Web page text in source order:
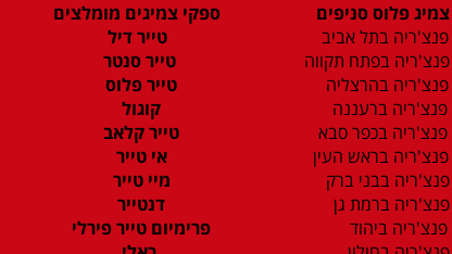
צמיג פלוס סניפים
פנצ'ריה בתל אביב
פנצ'ריה בפתח תקווה
פנצ'ריה בהרצליה
פנצ'ריה ברעננה
פנצ'ריה בכפר סבא
פנצ'ריה בראש העין
פנצ'ריה בבני ברק
פנצ'ריה ברמת גן
פנצ'ריה ביהוד
ספקי צמיגים מומלצים
טייר דיל
טייר סנטר
טייר פלוס
קוגול
טייר קלאב
אי טייר
מיי טייר
דנטייר
פרימיום טייר פירלי